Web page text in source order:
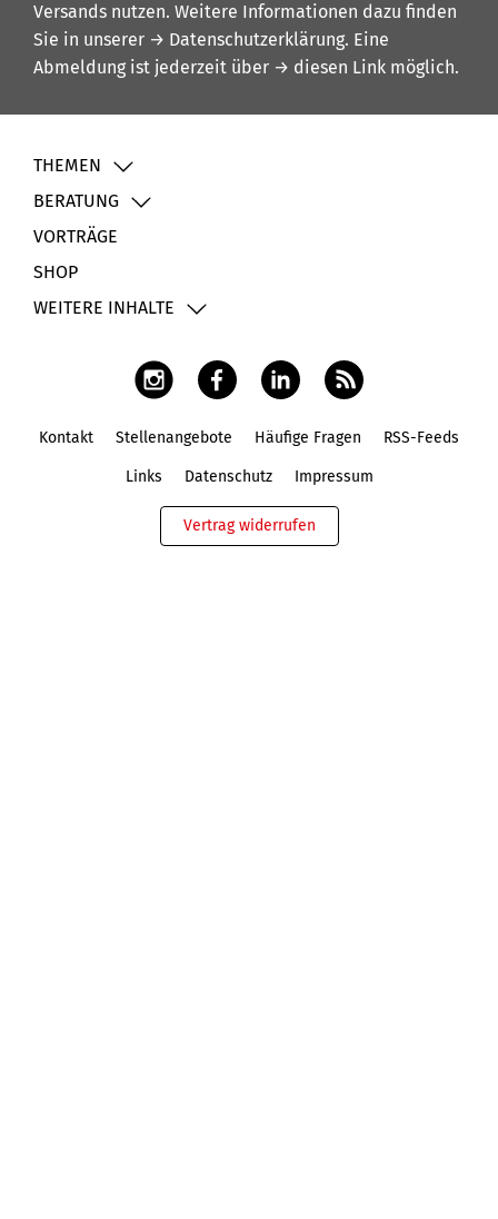
Versands nutzen. Weitere Informationen dazu finden
Sie in unserer → Datenschutzerklärung. Eine
Abmeldung ist jederzeit über → diesen Link möglich.
THEMEN
BERATUNG
VORTRÄGE
SHOP
WEITERE INHALTE
Kontakt Stellenangebote Häufige Fragen RSS-Feeds
Links Datenschutz Impressum
Vertrag widerrufen